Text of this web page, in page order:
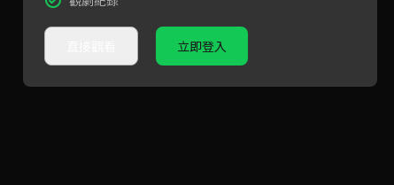
立即登入